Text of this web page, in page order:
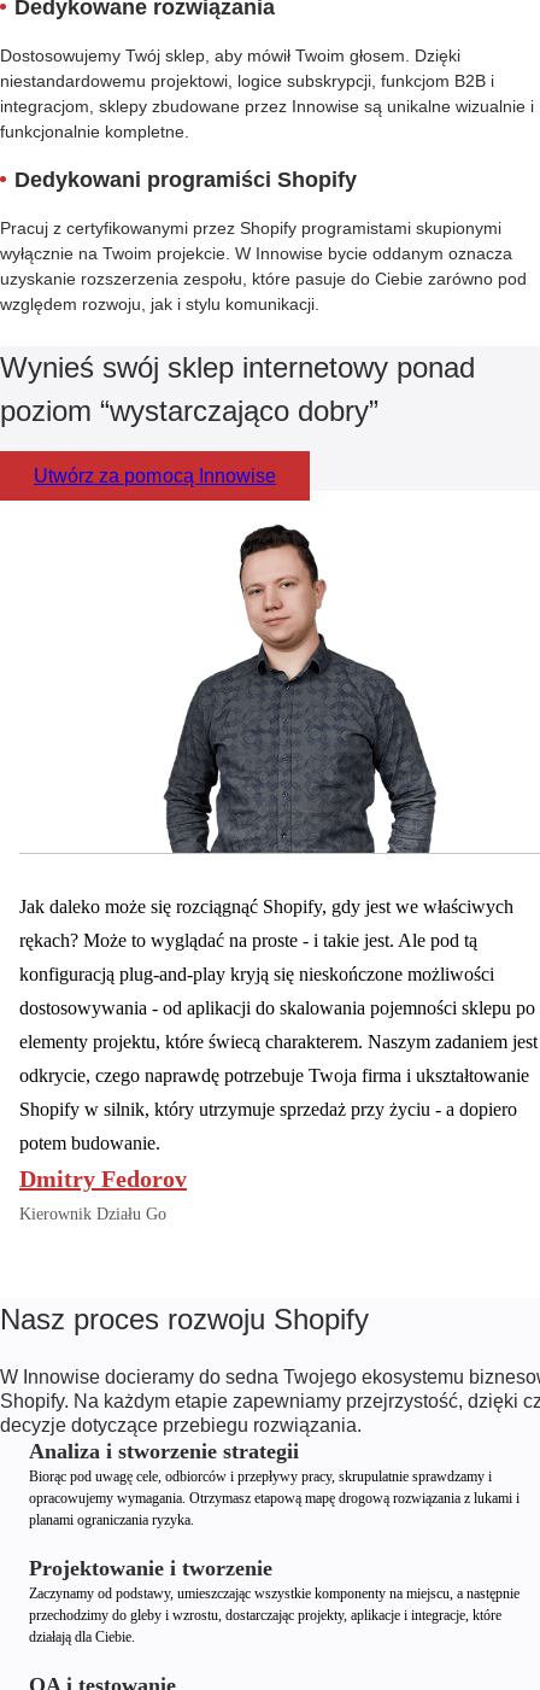
Dedykowane rozwiązania
Dostosowujemy Twój sklep, aby mówił Twoim głosem. Dzięki
niestandardowemu projektowi, logice subskrypcji, funkcjom B2B i
integracjom, sklepy zbudowane przez Innowise są unikalne wizualnie i
funkcjonalnie kompletne.
Dedykowani programiści Shopify
Pracuj z certyfikowanymi przez Shopify programistami skupionymi
wyłącznie na Twoim projekcie. W Innowise bycie oddanym oznacza
uzyskanie rozszerzenia zespołu, które pasuje do Ciebie zarówno pod
względem rozwoju, jak i stylu komunikacji.
Wynieś swój sklep internetowy ponad
poziom “wystarczająco dobry”
Utwórz za pomocą Innowise
Jak daleko może się rozciągnąć Shopify, gdy jest we właściwych
rękach? Może to wyglądać na proste - i takie jest. Ale pod tą
konfiguracją plug-and-play kryją się nieskończone możliwości
dostosowywania - od aplikacji do skalowania pojemności sklepu po
elementy projektu, które świecą charakterem. Naszym zadaniem jest
odkrycie, czego naprawdę potrzebuje Twoja firma i ukształtowanie
Shopify w silnik, który utrzymuje sprzedaż przy życiu - a dopiero
potem budowanie.
Dmitry Fedorov
Kierownik Działu Go
Nasz proces rozwoju Shopify
W Innowise docieramy do sedna Twojego ekosystemu
Shopify. Na każdym etapie zapewniamy przejrzystość, dzięki
decyzje dotyczące przebiegu rozwiązania.
Analiza i stworzenie strategii
Biorąc pod uwagę cele, odbiorców i przepływy pracy, skrupulatnie sprawdzamy i
opracowujemy wymagania. Otrzymasz etapową mapę drogową rozwiązania z lukami i
planami ograniczania ryzyka.
Projektowanie i tworzenie
Zaczynamy od podstawy, umieszczając wszystkie komponenty na miejscu, a następnie
przechodzimy do gleby i wzrostu, dostarczając projekty, aplikacje i integracje, które
działają dla Ciebie.